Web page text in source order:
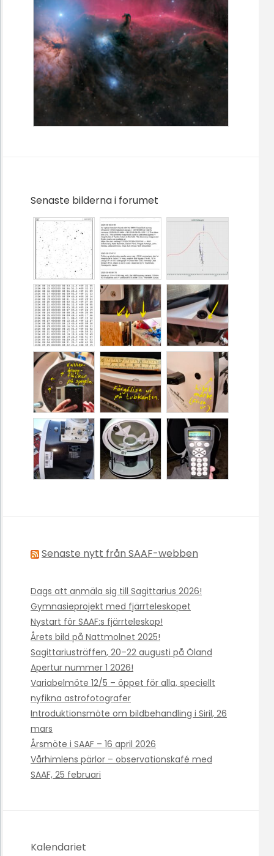
Senaste bilderna i forumet
Senaste nytt från SAAF-webben
Dags att anmäla sig till Sagittarius 2026!
Gymnasieprojekt med fjärrteleskopet
Nystart för SAAF:s fjärrteleskop!
Årets bild på Nattmolnet 2025!
Sagittariusträffen, 20–22 augusti på Öland
Apertur nummer 1 2026!
Variabelmöte 12/5 – öppet för alla, speciellt
nyfikna astrofotografer
Introduktionsmöte om bildbehandling i Siril, 26
mars
Årsmöte i SAAF – 16 april 2026
Vårhimlens pärlor – observationskafé med
SAAF, 25 februari
Kalendariet